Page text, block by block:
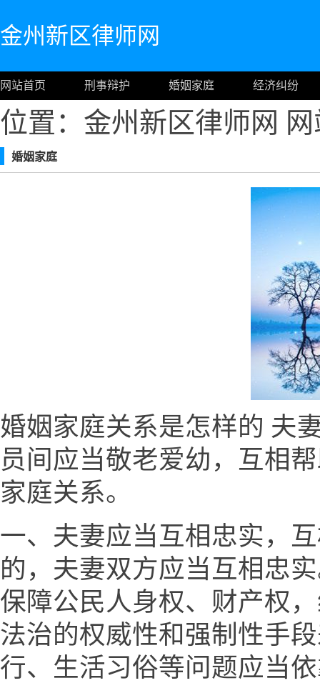
金州新区律师网
网站首页 刑事辩护 婚姻家庭 经济纠纷
位置：金州新区律师网
婚姻家庭
婚姻家庭关系是怎样的 夫
员间应当敬老爱幼，互相
家庭关系。
一、夫妻应当互相忠实，
的，夫妻双方应当互相忠
保障公民人身权、财产权
法治的权威性和强制性手
行、生活习俗等问题应当